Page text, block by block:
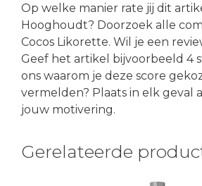
Op welke manier rate jij dit
Hooghoudt? Doorzoek alle
Cocos Likorette. Wil je een
Geef het artikel bijvoorbeeld 4
ons waarom je deze score
vermelden? Plaats in elk geval
jouw motivering.
Gerelateerde